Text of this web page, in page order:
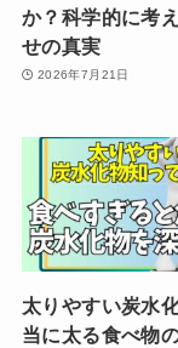
か？科学的に考
せの真実
2026年7月21日
太りやすい炭水
当に太る食べ物